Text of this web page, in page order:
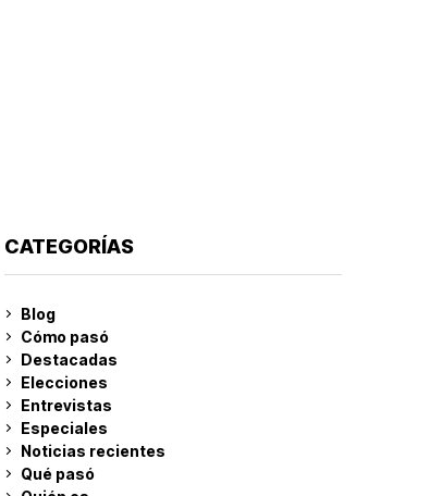
CATEGORÍAS
Blog
Cómo pasó
Destacadas
Elecciones
Entrevistas
Especiales
Noticias recientes
Qué pasó